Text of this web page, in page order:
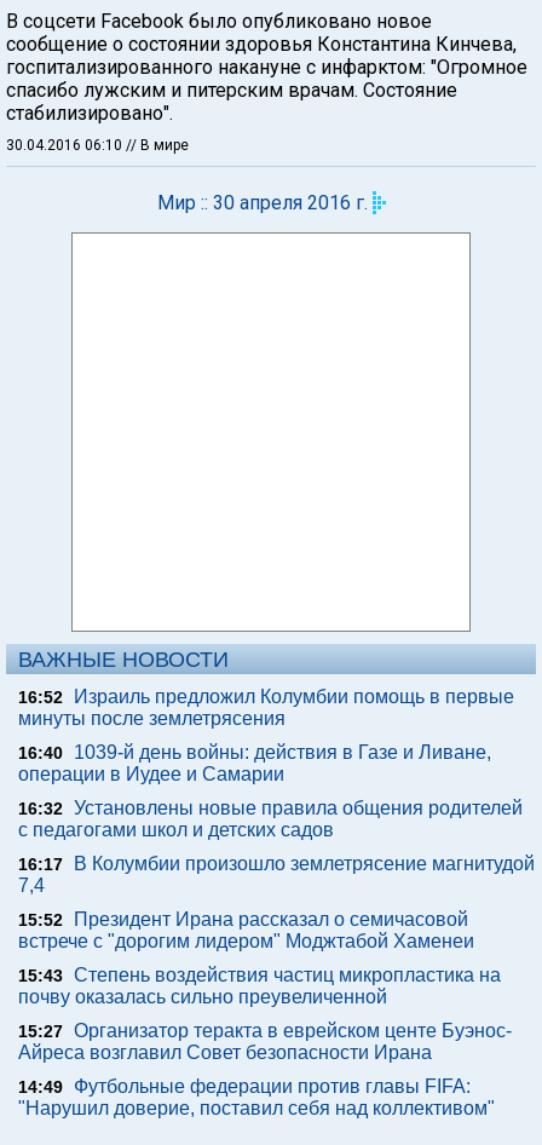
В соцсети Facebook было опубликовано новое
сообщение о состоянии здоровья Константина Кинчева,
госпитализированного накануне с инфарктом: "Огромное
спасибо лужским и питерским врачам. Состояние
стабилизировано".
30.04.2016 06:10 // В мире
Мир :: 30 апреля 2016 г.
ВАЖНЫЕ НОВОСТИ
16:52
Израиль предложил Колумбии помощь в первые
минуты после землетрясения
16:40
1039-й день войны: действия в Газе и Ливане,
операции в Иудее и Самарии
16:32 Установлены новые правила общения родителей
с педагогами школ и детских садов
16:17
В Колумбии произошло землетрясение магнитудой
7,4
15:52
Президент Ирана рассказал о семичасовой
встрече с "дорогим лидером" Моджтабой Хаменеи
15:43 Степень воздействия частиц микропластика на
почву оказалась сильно преувеличенной
15:27 Организатор теракта в еврейском центе Буэнос-
Айреса возглавил Совет безопасности Ирана
14:49
Футбольные федерации против главы FIFA:
"Нарушил доверие, поставил себя над коллективом"